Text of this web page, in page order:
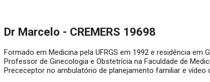
Dr Marcelo - CREMERS 19698
Formado em Medicina pela UFRGS em 1992 e residência
Professor de Ginecologia e Obstetrícia na Faculdade de
Prececeptor no ambulatório de planejamento familiar e